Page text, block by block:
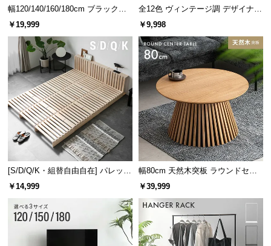
安定感のあるドロップマット構造
フレーム内部にマットレスを落とし込む構造なの
で、マットレスがズレにくく安定感のある寝心地で
す。
幅120/140/160/180cm ブラックフ
レーム ダイニング 大理石調 4人掛
￥19,999
全12色 ヴィンテージ調 デザイナー
ズシェルチェア
￥9,998
[S/D/Q/K・組替自由自在] パレット
ベッド 8/12/16枚セット
￥14,999
幅80cm 天然木突板 ラウンドセン
ターテーブル 美しい格子デザイン
￥39,999